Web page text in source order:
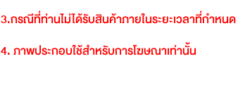
3.กรณีที่ท่านไม่ได้รับสินค้าภายในระยะเวลาที่กำหนด
4.ภาพประกอบใช้สำหรับการโฆษณาเท่านั้น